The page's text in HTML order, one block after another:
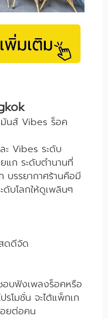
นส์ Vibes ร็อค
Vibes ระดับ
แก ระดับตำนานที่
รรยากาศร้านคือมี
ดับโลกให้ดูเพลินๆ
ดดีจัด
บฟังเพลงร็อคหรือ
โมชั่น จะได้แพ็กเก
อยต่อคน